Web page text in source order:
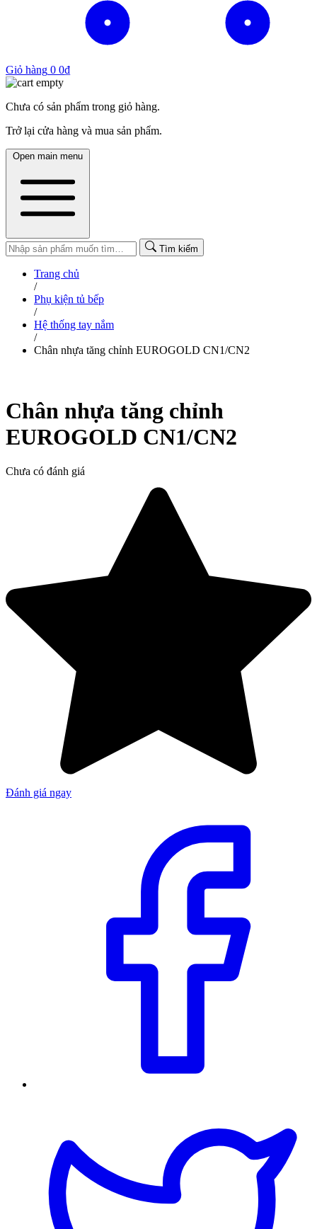
Giỏ hàng 0 0₫
Chưa có sản phẩm trong giỏ hàng.
Trở lại cửa hàng và mua sản phẩm.
Open main menu
Tìm kiếm
Trang chủ
/
Phụ kiện tủ bếp
/
Hệ thống tay nắm
/
Chân nhựa tăng chỉnh EUROGOLD CN1/CN2
Chân nhựa tăng chỉnh
EUROGOLD CN1/CN2
Chưa có đánh giá
Đánh giá ngay